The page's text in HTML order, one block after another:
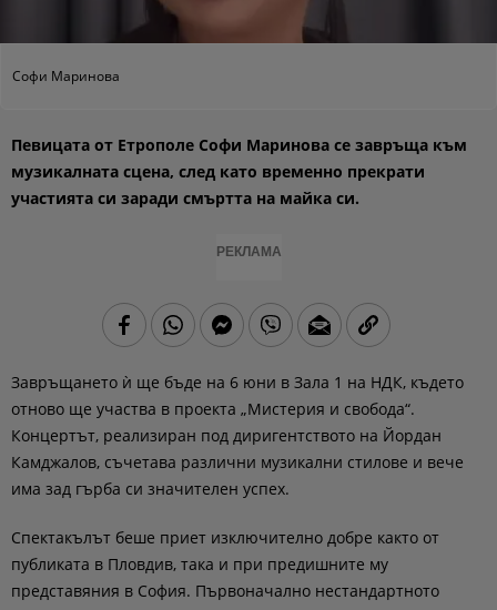
Софи Маринова
Певицата от Етрополе Софи Маринова се завръща към
музикалната сцена, след като временно прекрати
участията си заради смъртта на майка си.
РЕКЛАМА
Завръщането ѝ ще бъде на 6 юни в Зала 1 на НДК, където
отново ще участва в проекта „Мистерия и свобода“.
Концертът, реализиран под диригентството на Йордан
Камджалов, съчетава различни музикални стилове и вече
има зад гърба си значителен успех.
Спектакълът беше приет изключително добре както от
публиката в Пловдив, така и при предишните му
представяния в София. Първоначално нестандартното